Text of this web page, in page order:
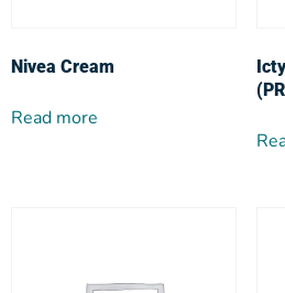
Nivea Cream
Read more